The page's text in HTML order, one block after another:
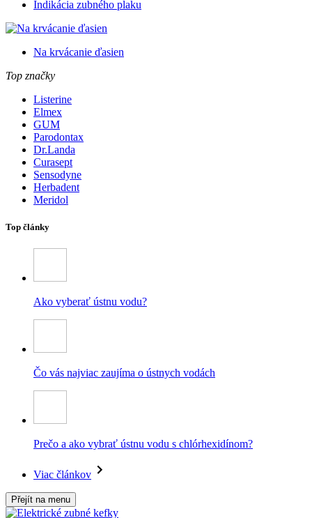
Indikácia zubného plaku
Na krvácanie ďasien
Top značky
Listerine
Elmex
GUM
Parodontax
Dr.Landa
Curasept
Sensodyne
Herbadent
Meridol
Top články
Ako vyberať ústnu vodu?
Čo vás najviac zaujíma o ústnych vodách
Prečo a ako vybrať ústnu vodu s chlórhexidínom?
Viac článkov
Přejít na menu